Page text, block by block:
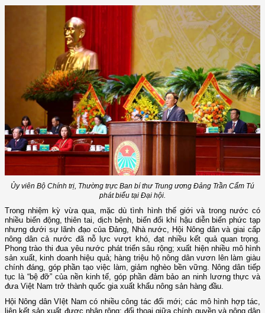
Ủy viên Bộ Chính trị, Thường trực Ban bí thư Trung ương Đảng Trần Cẩm Tú
phát biểu tại Đại hội.
Trong nhiệm kỳ vừa qua, mặc dù tình hình thế giới và trong nước có
nhiều biến động, thiên tai, dịch bệnh, biến đổi khí hậu diễn biến phức tạp
nhưng dưới sự lãnh đạo của Đảng, Nhà nước, Hội Nông dân và giai cấp
nông dân cả nước đã nỗ lực vượt khó, đạt nhiều kết quả quan trọng.
Phong trào thi đua yêu nước phát triển sâu rộng; xuất hiện nhiều mô hình
sản xuất, kinh doanh hiệu quả; hàng triệu hộ nông dân vươn lên làm giàu
chính đáng, góp phần tạo việc làm, giảm nghèo bền vững. Nông dân tiếp
tục là “bệ đỡ” của nền kinh tế, góp phần đảm bảo an ninh lương thực và
đưa Việt Nam trở thành quốc gia xuất khẩu nông sản hàng đầu.
Hội Nông dân VIệt Nam có nhiều công tác đổi mới; các mô hình hợp tác,
liên kết sản xuất được nhân rộng; đối thoại giữa chính quyền và nông dân